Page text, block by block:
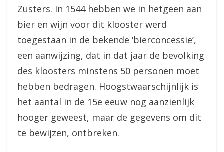
Zusters. In 1544 hebben we in hetgeen aan
bier en wijn voor dit klooster werd
toegestaan in de bekende ‘bierconcessie’,
een aanwijzing, dat in dat jaar de bevolking
des kloosters minstens 50 personen moet
hebben bedragen. Hoogstwaarschijnlijk is
het aantal in de 15e eeuw nog aanzienlijk
hooger geweest, maar de gegevens om dit
te bewijzen, ontbreken.